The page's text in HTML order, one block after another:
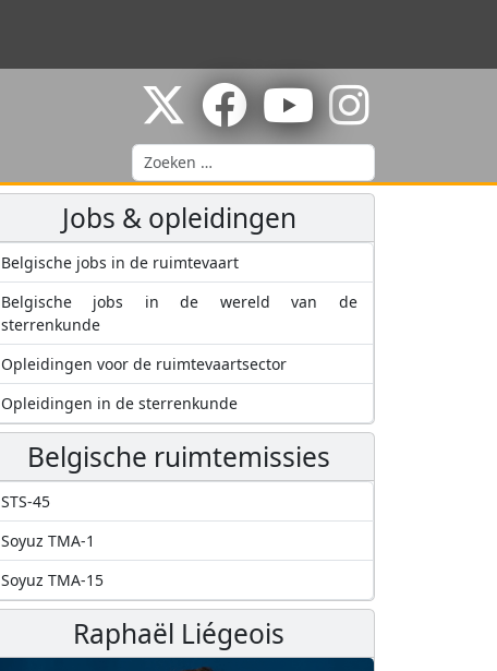
Zoeken
Jobs & opleidingen
Belgische jobs in de ruimtevaart
Belgische jobs in de wereld van de
sterrenkunde
Opleidingen voor de ruimtevaartsector
Opleidingen in de sterrenkunde
Belgische ruimtemissies
STS-45
Soyuz TMA-1
Soyuz TMA-15
Raphaël Liégeois